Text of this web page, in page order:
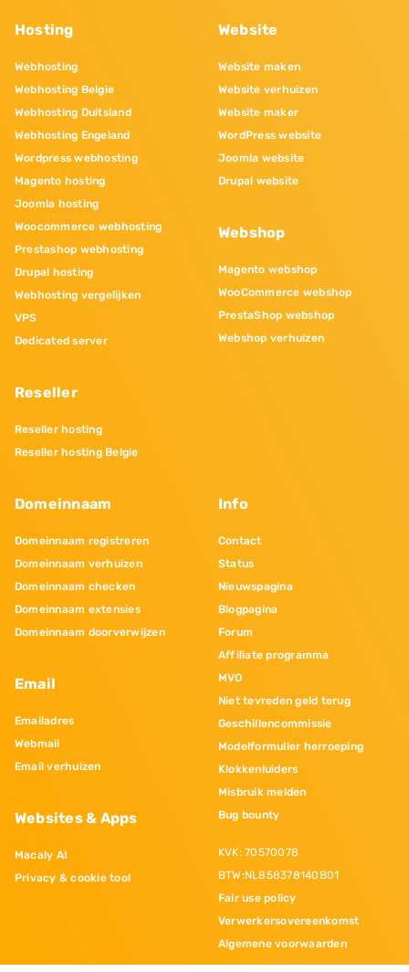
Hosting
Webhosting
Webhosting Belgie
Webhosting Duitsland
Webhosting Engeland
Wordpress webhosting
Magento hosting
Joomla hosting
Woocommerce webhosting
Prestashop webhosting
Drupal hosting
Webhosting vergelijken
VPS
Dedicated server
Reseller
Reseller hosting
Reseller hosting Belgie
Website
Website maken
Website verhuizen
Website maker
WordPress website
Joomla website
Drupal website
Webshop
Magento webshop
WooCommerce webshop
PrestaShop webshop
Webshop verhuizen
Domeinnaam
Domeinnaam registreren
Domeinnaam verhuizen
Domeinnaam checken
Domeinnaam extensies
Domeinnaam doorverwijzen
Email
Emailadres
Webmail
Email verhuizen
Websites & Apps
Macaly AI
Privacy & cookie tool
Info
Contact
Status
Nieuwspagina
Blogpagina
Forum
Affiliate programma
MVO
Niet tevreden geld terug
Geschillencommissie
Modelformulier herroeping
Klokkenluiders
Misbruik melden
Bug bounty
KVK: 70570078
BTW:NL858378140B01
Fair use policy
Verwerkersovereenkomst
Algemene voorwaarden